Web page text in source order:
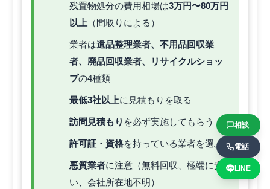
相談
電話
LINE
残置物処分の費用相場は3万円〜80万円
以上 （間取りによる）
業者は遺品整理業者、不用品回収業
者、廃品回収業者、リサイクルショッ
プの4種類
最低3社以上に見積もりを取る
訪問見積もり を必ず実施してもらう
許可証・資格を持っている業者を選ぶ
悪質業者に注意（無料回収、極端に安
い、会社所在地不明）